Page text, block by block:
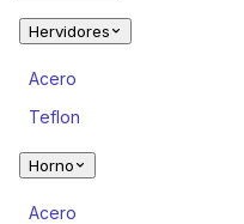
Hervidores
Acero
Teflon
Horno
Acero